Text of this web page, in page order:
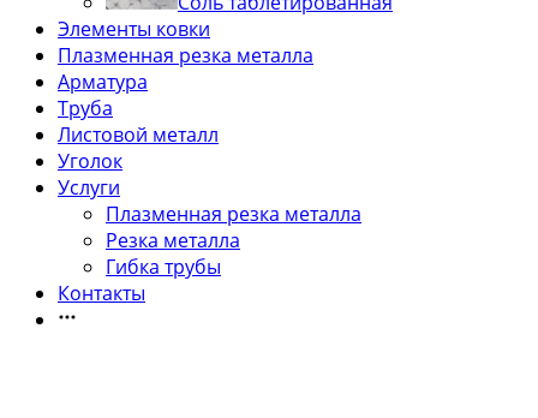
Элементы ковки
Плазменная резка металла
Арматура
Труба
Листовой металл
Уголок
Услуги
Плазменная резка металла
Резка металла
Гибка трубы
Контакты